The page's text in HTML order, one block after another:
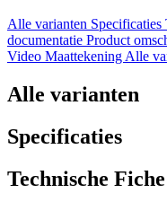
Alle varianten Specificaties
documentatie Product
Video Maattekening Alle
Alle varianten
Specificaties
Technische Fiche